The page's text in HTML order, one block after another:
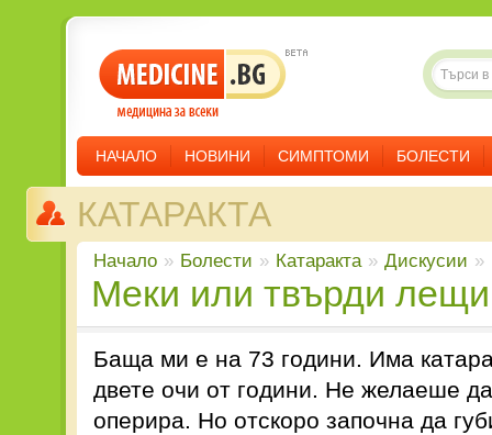
НАЧАЛО НОВИНИ СИМПТОМИ БОЛЕСТИ
КАТАРАКТА
Начало » Болести » Катаракта » Дискусии »
меки или твърди лещи
Баща ми е на 73 години. Има
двете очи от години. Не желаеше
оперира. Но отскоро започна да